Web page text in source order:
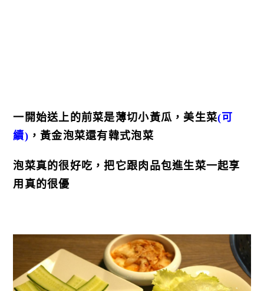
一開始送上的前菜是薄切小黃瓜，美生菜(可
續) ，黃金泡菜還有韓式泡菜
泡菜真的很好吃，把它跟肉品包進生菜一起享
用真的很優